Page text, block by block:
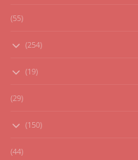
(55)
(254)
(19)
(29)
(150)
(44)